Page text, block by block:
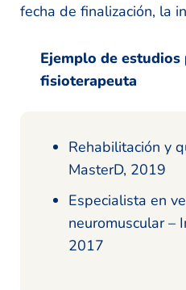
fecha de finalización, la
Ejemplo de estudios
fisioterapeuta
Rehabilitación y
MasterD, 2019
Especialista en
neuromuscular –
2017